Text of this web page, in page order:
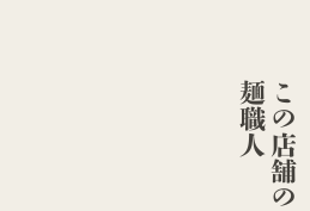
こ
の
店
舗
の
麺
職
人